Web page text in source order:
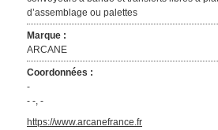
d’assemblage ou palettes
Marque :
ARCANE
Coordonnées :
-
- -, -
https://www.arcanefrance.fr